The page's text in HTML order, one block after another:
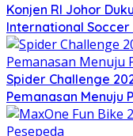
Konjen RI Johor
International Soccer
Spider Challenge
Pemanasan Menuju